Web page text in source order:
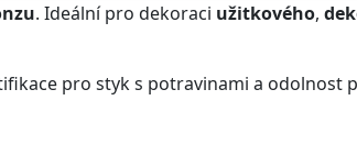
. Ideální pro dekoraci užitkového,
pro styk s potravinami a odolnost